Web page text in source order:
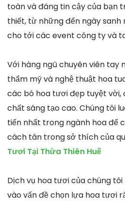
toàn và đáng tin cậy của bạn
thiết, từ những đến ngày sanh
cho tới các event công ty và
Với hàng ngũ chuyên viên tay
thẩm mỹ và nghệ thuật hoa
các bó hoa tươi đẹp tuyệt
chất sáng tạo cao. Chúng tôi
tiến nhất trong ngành hoa để
cách tân trong sở thích của
Tươi Tại Thừa Thiên Huế
Dịch vụ hoa tươi của chúng
vào vấn đề chọn lựa hoa tươi